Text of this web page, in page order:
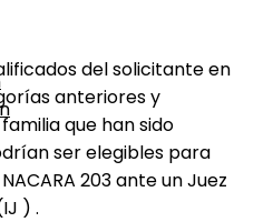
del solicitante en
anteriores y
que han sido
ser elegibles para
203 ante un Juez
) .